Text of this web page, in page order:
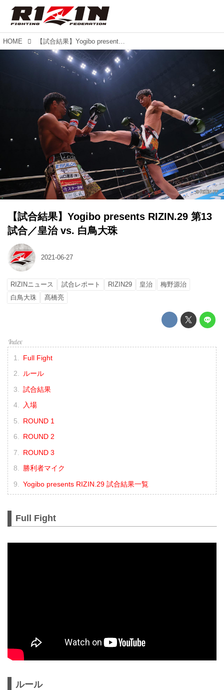
HOME 【試合結果】Yogibo presents RIZIN.29 第13試合／皇治 vs. 白鳥大珠
【試合結果】Yogibo presents RIZIN.29 第13
試合／皇治 vs. 白鳥大珠
2021-06-27
RIZINニュース 試合レポート RIZIN29 皇治
梅野源治
白鳥大珠
髙橋亮
Full Fight
ルール
試合結果
入場
ROUND 1
ROUND 2
ROUND 3
勝利者マイク
Yogibo presents RIZIN.29 試合結果一覧
Full Fight
ルール